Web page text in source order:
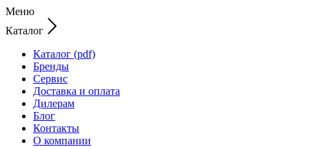
Меню
Каталог
Каталог (pdf)
Бренды
Сервис
Доставка и оплата
Дилерам
Блог
Контакты
О компании